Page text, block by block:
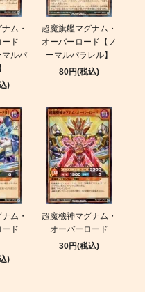
ム・
ード
マルパ
)
超魔旗艦マグナム・
オーバーロード【ノ
ーマルパラレル】
80円(税込)
ム・
ード
)
超魔機神マグナム・
オーバーロード
30円(税込)